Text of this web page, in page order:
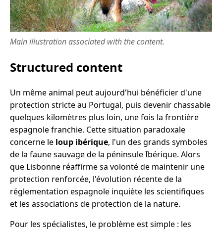
Main illustration associated with the content.
Structured content
Un même animal peut aujourd'hui bénéficier d'une
protection stricte au Portugal, puis devenir chassable
quelques kilomètres plus loin, une fois la frontière
espagnole franchie. Cette situation paradoxale
concerne le loup ibérique, l'un des grands symboles
de la faune sauvage de la péninsule Ibérique. Alors
que Lisbonne réaffirme sa volonté de maintenir une
protection renforcée, l'évolution récente de la
réglementation espagnole inquiète les scientifiques
et les associations de protection de la nature.
Pour les spécialistes, le problème est simple : les